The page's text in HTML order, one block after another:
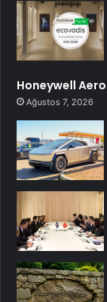
Honeywell
Ağustos 7, 2026